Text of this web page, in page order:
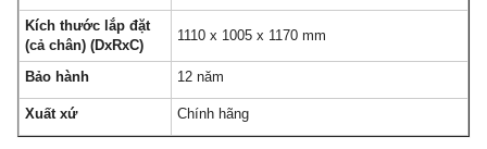
Kích thước lắp đặt
(cả chân) (DxRxC)
1110 x 1005 x 1170 mm
Bảo hành 12 năm
Xuất xứ Chính hãng